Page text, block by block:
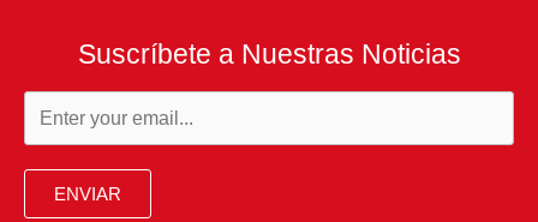
Suscríbete a Nuestras Noticias
ENVIAR